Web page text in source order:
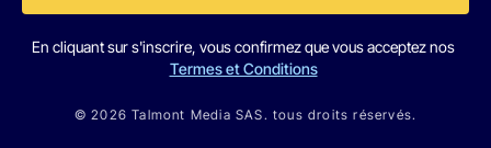
En cliquant sur s'inscrire, vous confirmez que vous acceptez nos
Termes et Conditions
© 2026 Talmont Media SAS. tous droits réservés.